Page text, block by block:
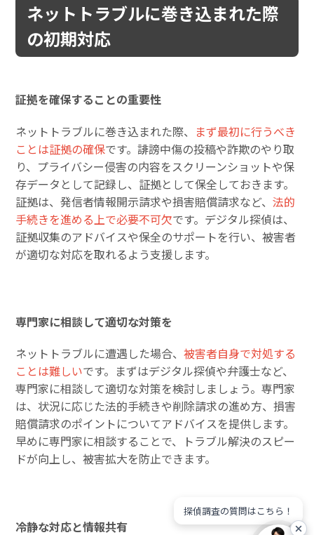
ネットトラブルに巻き込まれた際
の初期対応
証拠を確保することの重要性
ネットトラブルに巻き込まれた際、 まず最初に行うべき
ことは証拠の確保です。誹謗中傷の投稿や詐欺のやり取
り、プライバシー侵害の内容をスクリーンショットや保
存データとして記録し、証拠として保全しておきます。
証拠は、発信者情報開示請求や損害賠償請求など、法的
手続きを進める上で必要不可欠です。デジタル探偵は、
証拠収集のアドバイスや保全のサポートを行い、被害者
が適切な対応を取れるよう支援します。
専門家に相談して適切な対策を
ネットトラブルに遭遇した場合、被害者自身で対処する
ことは難しいです。まずはデジタル探偵や弁護士など、
専門家に相談して適切な対策を検討しましょう。専門家
は、状況に応じた法的手続きや削除請求の進め方、損害
賠償請求のポイントについてアドバイスを提供します。
早めに専門家に相談することで、トラブル解決のスピー
ドが向上し、被害拡大を防止できます。
冷静な対応と情報共有
探偵調査の質問はこちら！